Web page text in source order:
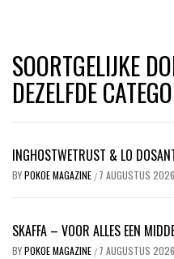
SOORTGELIJKE
DEZELFDE
INGHOSTWETRUST & LO
BYPOKOE MAGAZINE / 7 AUGUSTUS 2026
SKAFFA – VOOR ALLES EEN
BYPOKOE MAGAZINE / 7 AUGUSTUS 2026